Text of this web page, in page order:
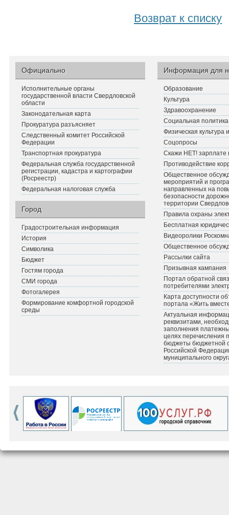
Возврат к списку
Официально
Исполнительные органы
государственной власти Свердловской
области
Законодательная карта
Прокуратура разъясняет
Следственный комитет Российской
Федерации
Транспортная прокуратура
Федеральная служба государственной
регистрации, кадастра и картографии
(Росреестр)
Федеральная налоговая служба
Город
Градостроительная информация
История
Символика
Бюджет
Гостям города
СМИ города
Фотогалерея
Формирование комфортной городской
среды
Информация для
Образование
Культура
Здравоохранение
Социальная политика
Физическая культура
Соцопросы
Скажи НЕТ! зарплате
Противодействие
Общественное
мероприятий и
направленных на
безопасности
территории
Правила охраны
Бесплатная
Видеоролики
Общественное
Рассылки сайта
Призывная кампания
Портал обратной
потребителями
Карта доступности
портала «Жить
Актуальная
реквизитами,
заполнения
целях перечисления
бюджеты бюджетной
Российской
муниципального